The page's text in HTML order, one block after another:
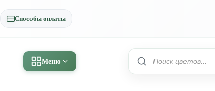
Способы оплаты
Меню